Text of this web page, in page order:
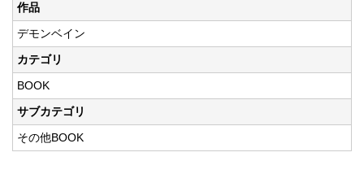
作品
デモンベイン
カテゴリ
BOOK
サブカテゴリ
その他BOOK